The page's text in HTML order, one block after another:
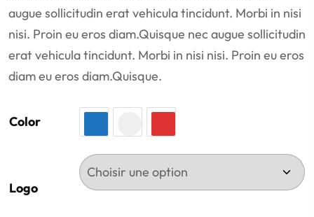
augue sollicitudin erat vehicula tincidunt. Morbi in nisi
nisi. Proin eu eros diam.Quisque nec augue sollicitudin
erat vehicula tincidunt. Morbi in nisi nisi. Proin eu eros
diam eu eros diam.Quisque.
Color
Logo